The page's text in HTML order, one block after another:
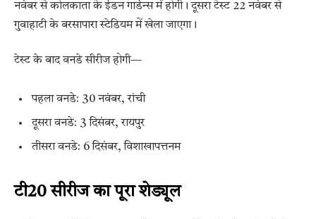
नवंबर से कोलकाता के ईडन गार्डन्स में होगी। दूसरा टेस्ट 22 नवंबर से
गुवाहाटी के बरसापारा स्टेडियम में खेला जाएगा।
टेस्ट के बाद वनडे सीरीज होगी—
पहला वनडे: 30 नवंबर, रांची
दूसरा वनडे: 3 दिसंबर, रायपुर
तीसरा वनडे: 6 दिसंबर, विशाखापत्तनम
टी20 सीरीज का पूरा शेड्यूल